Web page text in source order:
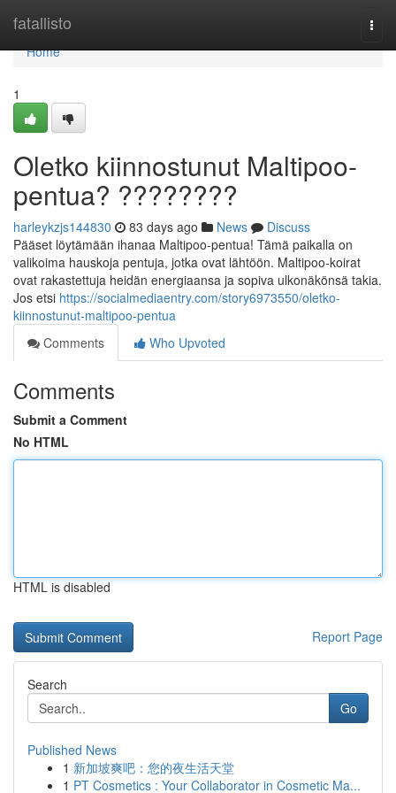
fatallisto
Home
Home
1
Oletko kiinnostunut Maltipoo-
pentua? ????????
harleykzjs144830 83 days ago News
Discuss
Pääset löytämään ihanaa Maltipoo-pentua! Tämä paikalla on
valikoima hauskoja pentuja, jotka ovat lähtöön. Maltipoo-koirat
ovat rakastettuja heidän energiaansa ja sopiva ulkonäkönsä takia.
Jos etsi https://socialmediaentry.com/story6973550/oletko-
kiinnostunut-maltipoo-pentua
Comments
Who Upvoted
Comments
Submit a Comment
No HTML
HTML is disabled
Report Page
Search
Go
Published News
1 新加坡爽吧：您的夜生活天堂
1 PT Cosmetics : Your Collaborator in Cosmetic Ma...